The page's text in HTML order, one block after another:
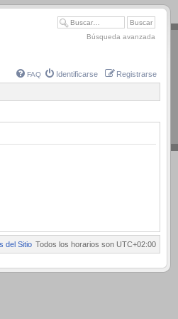
Búsqueda avanzada
FAQ Identificarse Registrarse
Todos los horarios son UTC+02:00
del Sitio